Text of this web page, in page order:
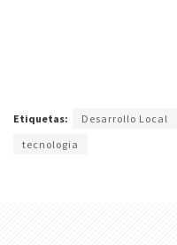
Etiquetas: Desarrollo Local
tecnologia